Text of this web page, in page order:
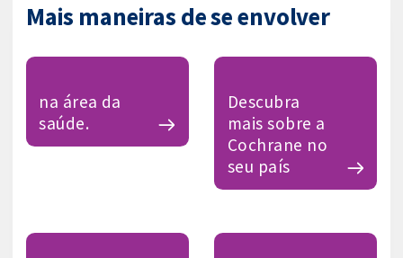
Mais maneiras de se envolver
na área da
saúde.
Descubra
mais sobre a
Cochrane no
seu país